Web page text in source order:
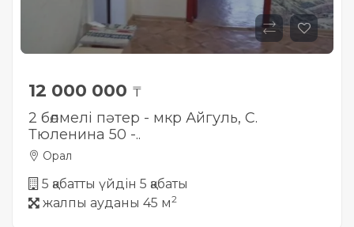
12 000 000 ₸
2 бөлмелі пәтер - мкр Айгуль, С.
Тюленина 50 -..
Орал
5 қабатты үйдін 5 қабаты
жалпы ауданы 45 м2